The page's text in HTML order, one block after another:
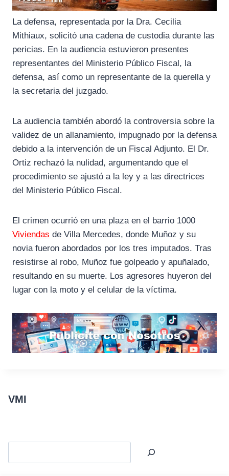
La defensa, representada por la Dra. Cecilia
Mithiaux, solicitó una cadena de custodia durante las
pericias. En la audiencia estuvieron presentes
representantes del Ministerio Público Fiscal, la
defensa, así como un representante de la querella y
la secretaria del juzgado.
La audiencia también abordó la controversia sobre la
validez de un allanamiento, impugnado por la defensa
debido a la intervención de un Fiscal Adjunto. El Dr.
Ortiz rechazó la nulidad, argumentando que el
procedimiento se ajustó a la ley y a las directrices
del Ministerio Público Fiscal.
El crimen ocurrió en una plaza en el barrio 1000
Viviendas de Villa Mercedes, donde Muñoz y su
novia fueron abordados por los tres imputados. Tras
resistirse al robo, Muñoz fue golpeado y apuñalado,
resultando en su muerte. Los agresores huyeron del
lugar con la moto y el celular de la víctima.
VMI